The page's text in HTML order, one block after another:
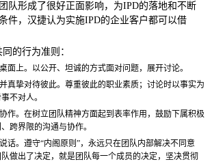
队形成了很好正面影响，为IPD的落地和不断
件，汉捷认为实施IPD的企业客户都可以借
的行为准则：
面上。以公开、坦诚的方式面对问题，展开讨论。
真挚对待彼此。尊重彼此的职业素质；讨论时以事实为
不对人。
作。在树立团队精神方面起到表率作用，鼓励下属积极
跨界限的沟通与协作。
话。遵守“内阁原则”，永远只在团队内部解决不同意
队做出了决定，就是团队每一个成员的决定，坚决贯彻